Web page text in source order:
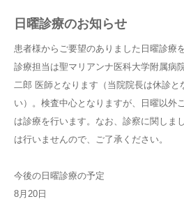
日曜診療のお知らせ
患者様からご要望のありました日曜診療
診療担当は聖マリアンナ医科大学附属病
二郎 医師となります（当院院長は休診と
い）。検査中心となりますが、日曜以外
は診療を行います。なお、診察に関しま
は行いませんので、ご了承ください。
今後の日曜診療の予定
8月20日